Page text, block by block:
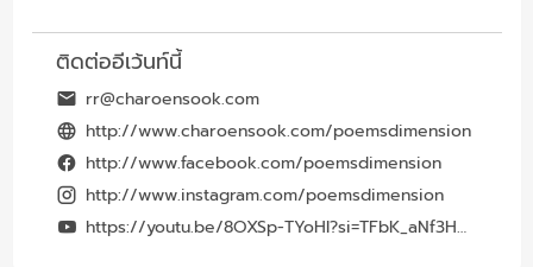
ติดต่ออีเว้นท์นี้
rr@charoensook.com
http://www.charoensook.com/poemsdimension
http://www.facebook.com/poemsdimension
http://www.instagram.com/poemsdimension
https://youtu.be/8OXSp-TYoHI?si=TFbK_aNf3H40EgqY